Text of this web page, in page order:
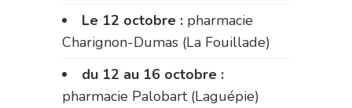
Le 12 octobre : pharmacie
Charignon-Dumas (La Fouillade)
du 12 au 16 octobre :
pharmacie Palobart (Laguépie)